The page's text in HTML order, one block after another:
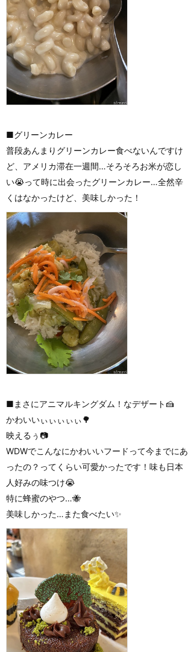
■グリーンカレー
普段あんまりグリーンカレー食べないんですけ
ど、アメリカ滞在一週間…そろそろお米が恋し
い😭って時に出会ったグリーンカレー…全然辛
くはなかったけど、美味しかった！
■まさにアニマルキングダム！なデザート🍰
かわいいぃぃぃぃぃ🌳
映えるぅ📷
WDWでこんなにかわいいフードって今までにあ
ったの？ってくらい可愛かったです！味も日本
人好みの味つけ😭
特に蜂蜜のやつ…🐝
美味しかった…また食べたい✨